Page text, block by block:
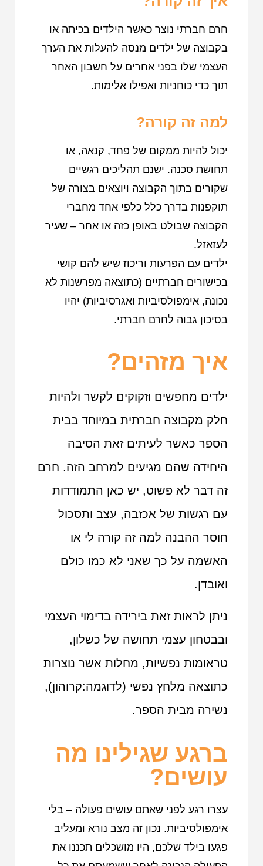
חרם חברתי נוצר כאשר הילדים בכיתה או
בקבוצה של ילדים מנסה להעלות את הערך
העצמי שלו בפני אחרים על חשבון האחר
תוך כדי כוחניות ואפילו אלימות.
למה זה קורה?
יכול להיות ממקום של פחד, קנאה, או
תחושת סכנה. ישנם תהליכים רגשיים
שקורים בתוך הקבוצה ויוצאים בצורה של
תוקפנות בדרך כלל כלפי אחד מחברי
הקבוצה שבולט באופן כזה או אחר – שעיר
לעזאזל.
ילדים עם הפרעות וריכוז שיש להם קושי
בכישורים חברתיים (כתוצאה מפרשנות לא
נכונה, אימפולסיביות ואגרסיביות) יהיו
בסיכון גבוה לחרם חברתי.
איך מזהים?
ילדים מחפשים וזקוקים לקשר ולהיות
חלק מקבוצה חברתית במיוחד בבית
הספר כאשר לעיתים זאת הסיבה
היחידה שהם מגיעים למרחב הזה. חרם
זה דבר לא פשוט, יש כאן התמודדות
עם רגשות של אכזבה, עצב ותסכול
חוסר ההבנה למה זה קורה לי או
האשמה על כך שאני לא כמו כולם
ואובדן.
ניתן לראות זאת בירידה בדימוי העצמי
ובבטחון עצמי תחושה של כשלון,
טראומות נפשיות, מחלות אשר נוצרות
כתוצאה מלחץ נפשי (לדוגמה:קרוהון),
נשירה מבית הספר.
ברגע שגילינו מה
עושים?
עצרו רגע לפני שאתם עושים פעולה – בלי
אימפולסיביות. נכון זה מצב נורא ומעליב
פגעו בילד שלכם, היו מושכלים תכננו את